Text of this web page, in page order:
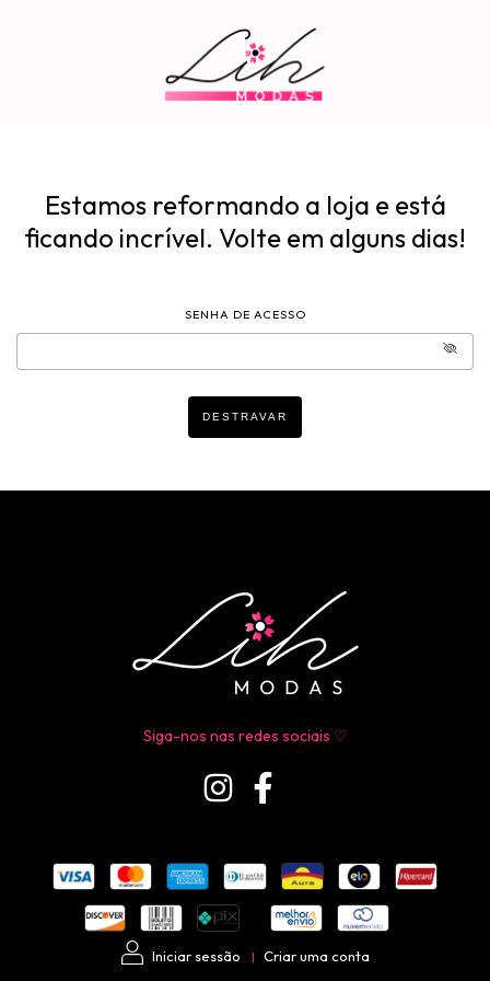
Estamos reformando a loja e está
ficando incrível. Volte em alguns dias!
SENHA DE ACESSO
DESTRAVAR
Siga-nos nas redes sociais ♡
Iniciar sessão | Criar uma conta